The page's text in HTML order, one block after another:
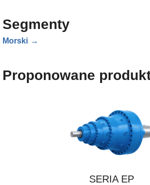
Segmenty
Morski
Proponowane
SERIA EP